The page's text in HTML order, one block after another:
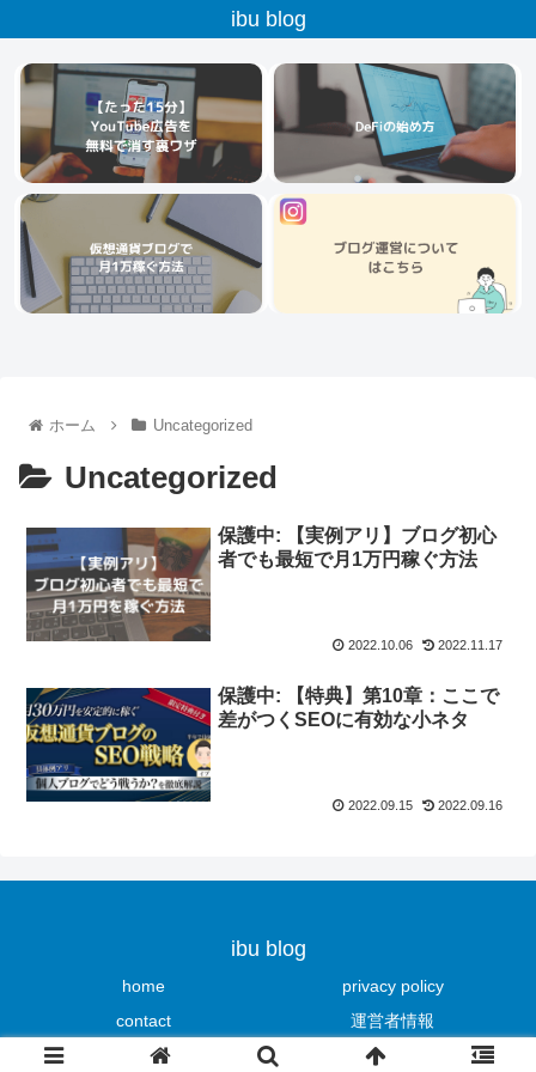
ibu blog
ホーム Uncategorized
Uncategorized
保護中: 【実例アリ】ブログ初心
者でも最短で月1万円稼ぐ方法
2022.10.06 2022.11.17
保護中: 【特典】第10章：ここで
差がつくSEOに有効な小ネタ
2022.09.15 2022.09.16
ibu blog
home
privacy policy
contact
運営者情報
© 2020 ibu blog.